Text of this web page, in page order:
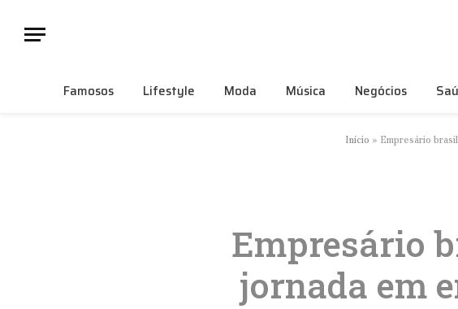
Famosos Lifestyle Moda Música Negócios
Início » Empresário
Empresário
jornada em